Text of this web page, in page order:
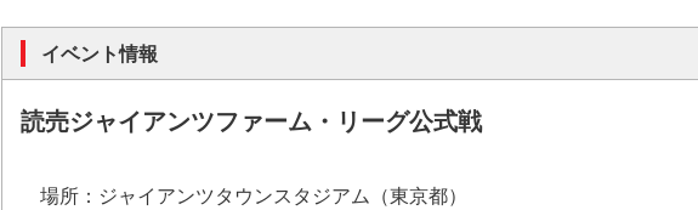
イベント情報
読売ジャイアンツファーム・リーグ公式戦
場所：ジャイアンツタウンスタジアム（東京都）